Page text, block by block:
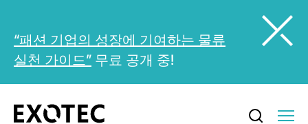
“패션 기업의 성장에 기여하는 물류
실천 가이드” 무료 공개 중!